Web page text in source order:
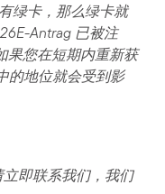
绿卡，那么绿卡就
Antrag 已被注
果您在短期内重新获
的地位就会受到影
立即联系我们，我们